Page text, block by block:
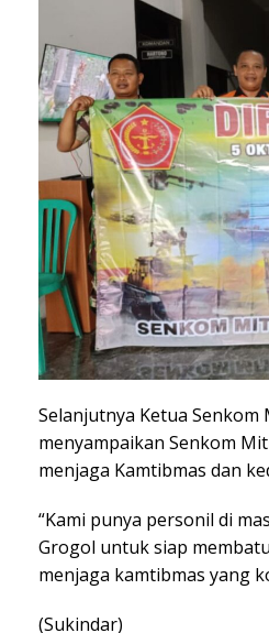
Selanjutnya Ketua
menyampaikan Senkom
menjaga Kamtibmas dan
“Kami punya personil di
Grogol untuk siap
menjaga kamtibmas yang
(Sukindar)